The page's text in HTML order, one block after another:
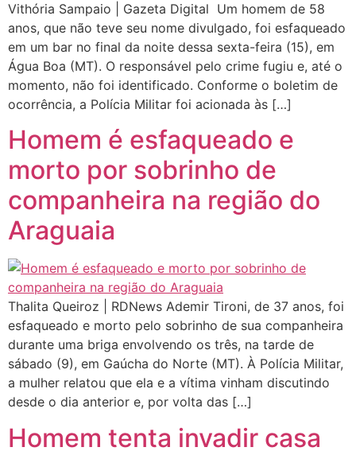
Vithória Sampaio | Gazeta Digital Um homem de 58
anos, que não teve seu nome divulgado, foi esfaqueado
em um bar no final da noite dessa sexta-feira (15), em
Água Boa (MT). O responsável pelo crime fugiu e, até o
momento, não foi identificado. Conforme o boletim de
ocorrência, a Polícia Militar foi acionada às […]
Homem é esfaqueado e
morto por sobrinho de
companheira na região do
Araguaia
Thalita Queiroz | RDNews Ademir Tironi, de 37 anos, foi
esfaqueado e morto pelo sobrinho de sua companheira
durante uma briga envolvendo os três, na tarde de
sábado (9), em Gaúcha do Norte (MT). À Polícia Militar,
a mulher relatou que ela e a vítima vinham discutindo
desde o dia anterior e, por volta das […]
Homem tenta invadir casa